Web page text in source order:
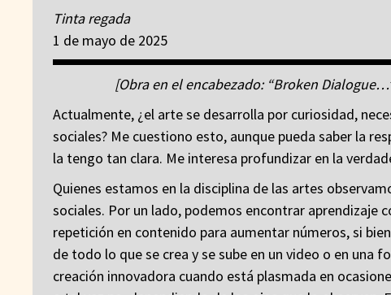
Tinta regada
1 de mayo de 2025
[Obra en el encabezado: “Broken
Actualmente, ¿el arte se desarrolla por curiosidad,
sociales? Me cuestiono esto, aunque pueda saber la
la tengo tan clara. Me interesa profundizar en la
Quienes estamos en la disciplina de las artes
sociales. Por un lado, podemos encontrar aprendizaje
repetición en contenido para aumentar números, si
de todo lo que se crea y se sube en un video o en una
creación innovadora cuando está plasmada en